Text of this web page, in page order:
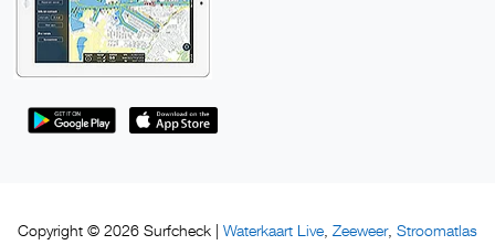
Copyright © 2026 Surfcheck | Waterkaart Live Zeeweer, Stroomatlas